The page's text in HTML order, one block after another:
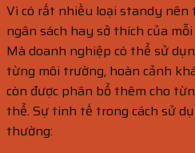
Vì có rất nhiều loại standy nên
ngân sách hay sở thích của
Mà doanh nghiệp có thể sử
từng môi trường, hoàn cảnh
còn được phân bổ thêm cho
thể. Sự tinh tế trong cách sử
thường: